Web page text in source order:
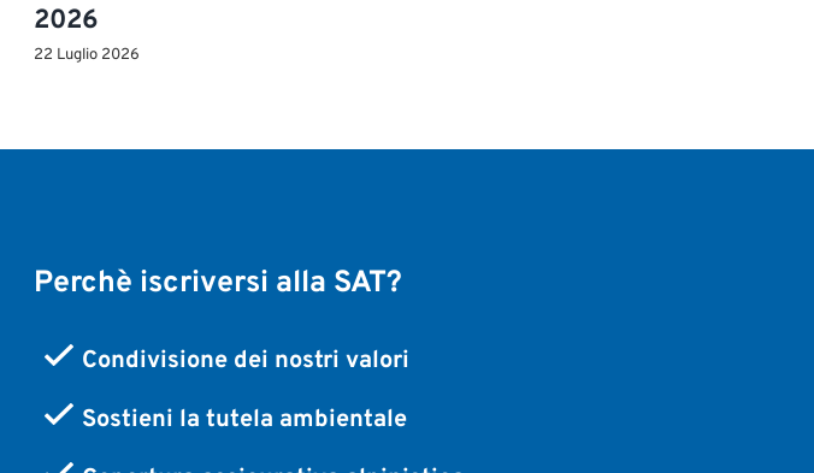
2026
22 Luglio 2026
Perchè iscriversi alla SAT?
Condivisione dei nostri valori
Sostieni la tutela ambientale